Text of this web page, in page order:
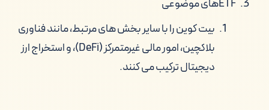
ETFهای موضوعی
بیت کوین را با سایر بخش های مرتبط، مانند فناوری
بلاکچین، امور مالی غیرمتمرکز (DeFi)، و استخراج ارز
دیجیتال ترکیب می کنند.